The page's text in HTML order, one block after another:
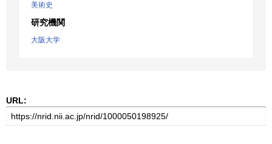
美術史
研究機関
大阪大学
URL: